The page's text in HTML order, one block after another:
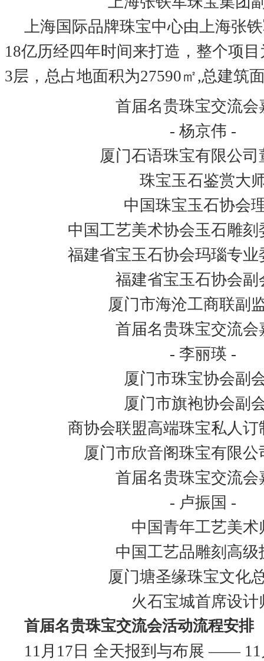
上海国际品牌珠宝中心由上海张
18亿历经四年时间来打造，整个项
3层，总占地面积为27590㎡,总建筑
首届名贵珠宝交流会
- 杨京伟 -
厦门石语珠宝有限公司
珠宝玉石鉴赏大
中国珠宝玉石协会
中国工艺美术协会玉石雕刻
福建省宝玉石协会玛瑙专业
福建省宝玉石协会副
厦门市海沧工商联副
首届名贵珠宝交流会
- 李丽瑛 -
厦门市珠宝协会副
厦门市旗袍协会副
商协会联盟高端珠宝私人订
厦门市欣音阁珠宝有限公
首届名贵珠宝交流会
- 卢振国 -
中国青年工艺美术
中国工艺品雕刻高级
厦门塘圣缘珠宝文化
火石宝城首席设计
首届名贵珠宝交流会活动流程安排
11月17日 全天报到与布展 —— 11